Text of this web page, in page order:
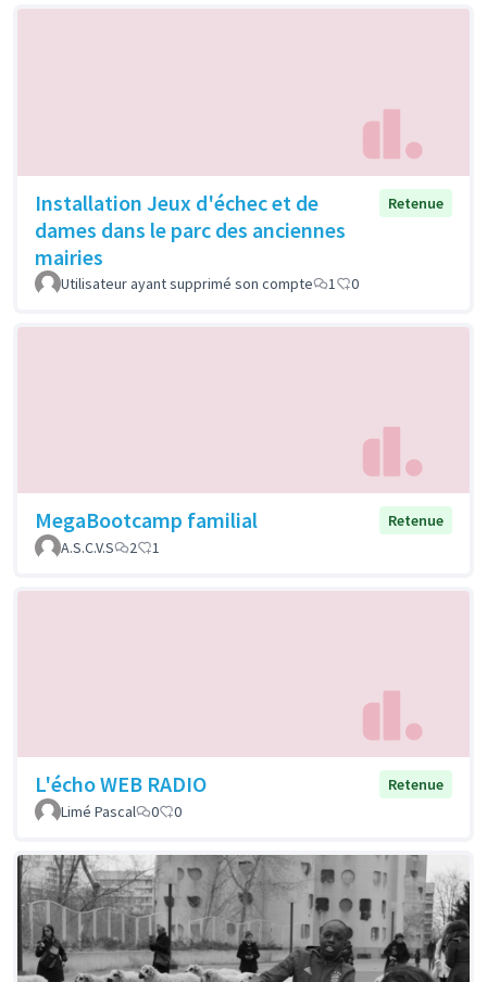
Installation Jeux d'échec et de
dames dans le parc des anciennes
mairies
Retenue
Utilisateur ayant supprimé son compte 1 0
MegaBootcamp familial
Retenue
A.S.C.V.S
2 1
L'écho WEB RADIO
Retenue
Limé Pascal
0 0